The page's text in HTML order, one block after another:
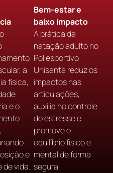
a
física,
e o
e
de vida.
Bem-estar e
baixo impacto
A prática da
natação adulto no
Poliesportivo
Unisanta reduz os
impactos nas
articulações,
auxilia no controle
do estresse e
promove o
equilíbrio físico e
mental de forma
segura.